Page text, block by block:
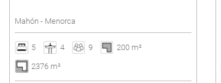
Mahón - Menorca
5 4 9 200 m²
2376 m²